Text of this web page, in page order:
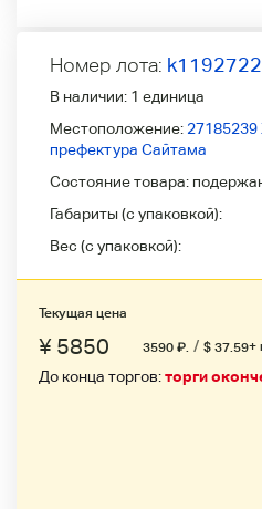
Номер лота:
В наличии: 1 единица
Местоположение: 27185239
префектура Сайтама
Состояние товара:
Габариты (с упаковкой):
Вес (с упаковкой):
Текущая цена
¥ 5850 3590 ₽. / $ 37.59+
До конца торгов:торги